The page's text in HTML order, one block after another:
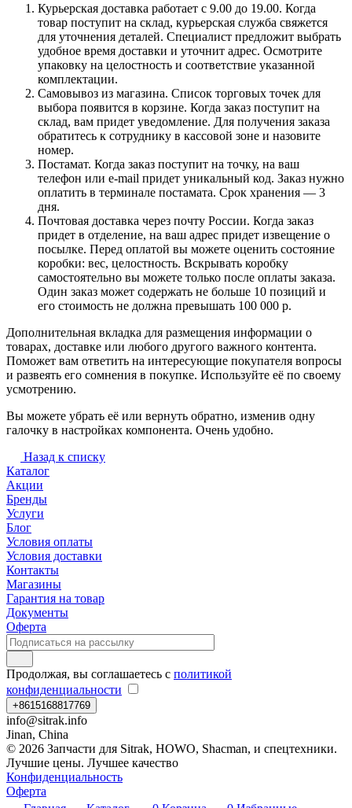
Курьерская доставка работает с 9.00 до 19.00. Когда
товар поступит на склад, курьерская служба свяжется
для уточнения деталей. Специалист предложит выбрать
удобное время доставки и уточнит адрес. Осмотрите
упаковку на целостность и соответствие указанной
комплектации.
Самовывоз из магазина. Список торговых точек для
выбора появится в корзине. Когда заказ поступит на
склад, вам придет уведомление. Для получения заказа
обратитесь к сотруднику в кассовой зоне и назовите
номер.
Постамат. Когда заказ поступит на точку, на ваш
телефон или e-mail придет уникальный код. Заказ нужно
оплатить в терминале постамата. Срок хранения — 3
дня.
Почтовая доставка через почту России. Когда заказ
придет в отделение, на ваш адрес придет извещение о
посылке. Перед оплатой вы можете оценить состояние
коробки: вес, целостность. Вскрывать коробку
самостоятельно вы можете только после оплаты заказа.
Один заказ может содержать не больше 10 позиций и
его стоимость не должна превышать 100 000 р.
Дополнительная вкладка для размещения информации о
товарах, доставке или любого другого важного контента.
Поможет вам ответить на интересующие покупателя вопросы
и развеять его сомнения в покупке. Используйте её по своему
усмотрению.
Вы можете убрать её или вернуть обратно, изменив одну
галочку в настройках компонента. Очень удобно.
Назад к списку
Каталог
Акции
Бренды
Услуги
Блог
Условия оплаты
Условия доставки
Контакты
Магазины
Гарантия на товар
Документы
Оферта
Продолжая, вы соглашаетесь с политикой
конфиденциальности
+8615168817769
info@sitrak.info
Jinan, China
© 2026 Запчасти для Sitrak, HOWO, Shacman, и спецтехники.
Лучшие цены. Лучшее качество
Конфиденциальность
Оферта